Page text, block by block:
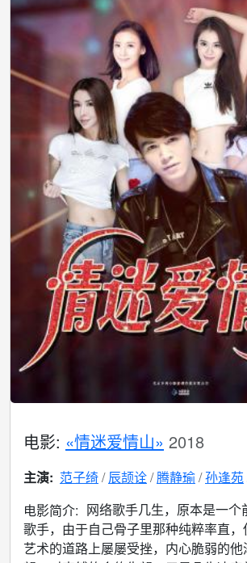
电影: «情迷爱情山» 2018
主演: 范子绮 辰颉诠 腾静瑜 孙逢苑
电影简介: 网络歌手几生，原本是一个
歌手，由于自己骨子里那种纯粹率直
艺术的道路上屡屡受挫，内心脆弱的